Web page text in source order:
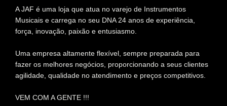
A JAF é uma loja que atua no varejo de Instrumentos
Musicais e carrega no seu DNA 24 anos de experiência,
força, inovação, paixão e entusiasmo.
Uma empresa altamente flexível, sempre preparada para
fazer os melhores negócios, proporcionando a seus clientes
agilidade, qualidade no atendimento e preços competitivos.
VEM COM A GENTE !!!